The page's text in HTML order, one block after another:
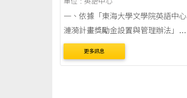
一、依據「東海大學文學院英語中心
漣漪計畫獎勵金設置與管理辦法」辦
理。 二、申領資格： 本校具正式學
籍之學生（不含在職生），並於 114
更多訊息